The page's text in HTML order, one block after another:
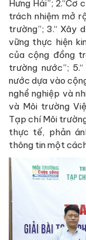
Tạp chí
trình Tọa đàm
Về hoạt động đối
và Môi trường
điểm các giải
khí tại Việt Nam”
tra xanh – Hàn
Từ những kết
Nước sạch và
triển về mọi mặt,
tài nguyên và
triển mới như
bon thấp để sử